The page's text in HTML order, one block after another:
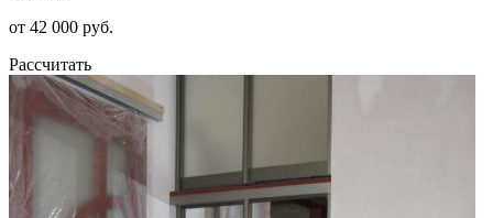
от 42 000 руб.
Рассчитать